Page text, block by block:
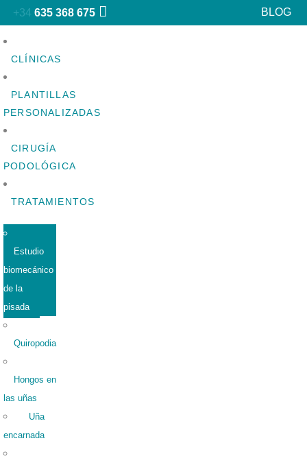
+34 635 368 675 BLOG
CLÍNICAS
PLANTILLAS
PERSONALIZADAS
CIRUGÍA
PODOLÓGICA
TRATAMIENTOS
Estudio
biomecánico
de la
pisada
Quiropodia
Hongos en
las uñas
Uña
encarnada